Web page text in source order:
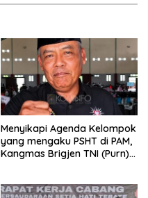
Menyikapi Agenda Kelompok
yang mengaku PSHT di PAM,
Kangmas Brigjen TNI (Purn)